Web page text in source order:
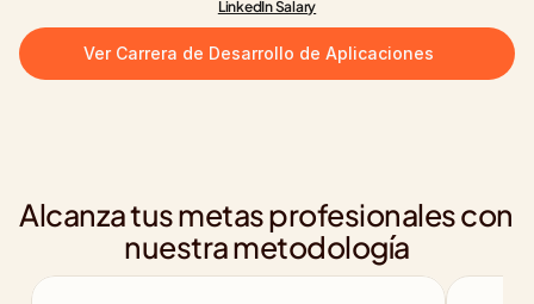
LinkedIn Salary
Ver Carrera de Desarrollo de Aplicaciones
Alcanza tus metas profesionales con
nuestra metodología